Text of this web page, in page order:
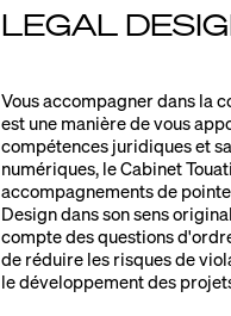
LEGAL
Vous accompagner dans la
est une manière de vous
compétences juridiques et
numériques, le Cabinet
accompagnements de
Design dans son sens
compte des questions
de réduire les risques de
le développement des